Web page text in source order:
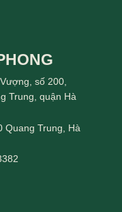
số 200,
Trung, quận Hà
Quang Trung, Hà